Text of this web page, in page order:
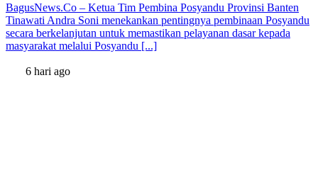
BagusNews.Co – Ketua Tim Pembina Posyandu Provinsi Banten
Tinawati Andra Soni menekankan pentingnya pembinaan Posyandu
secara berkelanjutan untuk memastikan pelayanan dasar kepada
masyarakat melalui Posyandu [...]
6 hari ago